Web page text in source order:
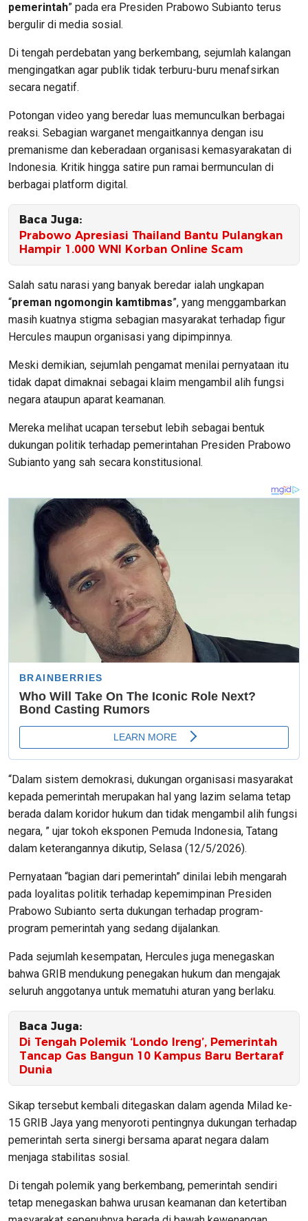
pemerintah” pada era Presiden Prabowo Subianto terus
bergulir di media sosial.
Di tengah perdebatan yang berkembang, sejumlah kalangan
mengingatkan agar publik tidak terburu-buru menafsirkan
secara negatif.
Potongan video yang beredar luas memunculkan berbagai
reaksi. Sebagian warganet mengaitkannya dengan isu
premanisme dan keberadaan organisasi kemasyarakatan di
Indonesia. Kritik hingga satire pun ramai bermunculan di
berbagai platform digital.
Baca Juga:
Prabowo Apresiasi Thailand Bantu Pulangkan
Hampir 1.000 WNI Korban Online Scam
Salah satu narasi yang banyak beredar ialah ungkapan
“preman ngomongin kamtibmas”, yang menggambarkan
masih kuatnya stigma sebagian masyarakat terhadap figur
Hercules maupun organisasi yang dipimpinnya.
Meski demikian, sejumlah pengamat menilai pernyataan itu
tidak dapat dimaknai sebagai klaim mengambil alih fungsi
negara ataupun aparat keamanan.
Mereka melihat ucapan tersebut lebih sebagai bentuk
dukungan politik terhadap pemerintahan Presiden Prabowo
Subianto yang sah secara konstitusional.
“Dalam sistem demokrasi, dukungan organisasi masyarakat
kepada pemerintah merupakan hal yang lazim selama tetap
berada dalam koridor hukum dan tidak mengambil alih fungsi
negara, ” ujar tokoh eksponen Pemuda Indonesia, Tatang
dalam keterangannya dikutip, Selasa (12/5/2026).
Pernyataan “bagian dari pemerintah” dinilai lebih mengarah
pada loyalitas politik terhadap kepemimpinan Presiden
Prabowo Subianto serta dukungan terhadap program-
program pemerintah yang sedang dijalankan.
Pada sejumlah kesempatan, Hercules juga menegaskan
bahwa GRIB mendukung penegakan hukum dan mengajak
seluruh anggotanya untuk mematuhi aturan yang berlaku.
Baca Juga:
Di Tengah Polemik ‘Londo Ireng’, Pemerintah
Tancap Gas Bangun 10 Kampus Baru Bertaraf
Dunia
Sikap tersebut kembali ditegaskan dalam agenda Milad ke-
15 GRIB Jaya yang menyoroti pentingnya dukungan terhadap
pemerintah serta sinergi bersama aparat negara dalam
menjaga stabilitas sosial.
Di tengah polemik yang berkembang, pemerintah sendiri
tetap menegaskan bahwa urusan keamanan dan ketertiban